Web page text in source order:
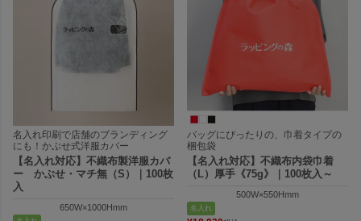
名入れ印刷で店舗のブランディング
にも！かぶせ式洋服カバー
【名入れ対応】不織布製洋服カバ
ー かぶせ・マチ無（S）｜100枚
入
650W×1000Hmm
バッグにぴったりの、巾着タイプの
梱包袋
【名入れ対応】不織布内袋巾着
（L）厚手《75g》｜100枚入～
500W×550Hmm
名入れ